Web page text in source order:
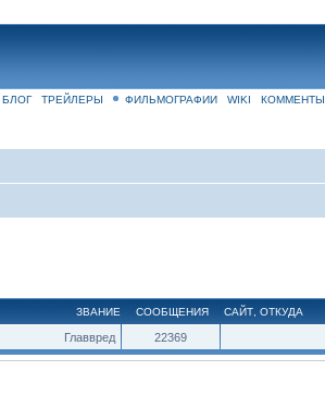
БЛОГ ТРЕЙЛЕРЫ ФИЛЬМОГРАФИИ WIKI КОММЕНТЫ
ЗВАНИЕ СООБЩЕНИЯ САЙТ ОТКУДА
Главвред 22369